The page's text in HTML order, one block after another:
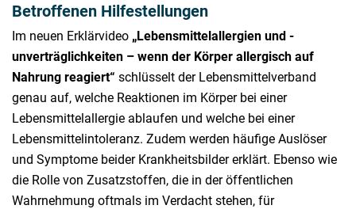
Betroffenen Hilfestellungen
Im neuen Erklärvideo „Lebensmittelallergien und -
unverträglichkeiten – wenn der Körper allergisch auf
Nahrung reagiert“ schlüsselt der Lebensmittelverband
genau auf, welche Reaktionen im Körper bei einer
Lebensmittelallergie ablaufen und welche bei einer
Lebensmittelintoleranz. Zudem werden häufige Auslöser
und Symptome beider Krankheitsbilder erklärt. Ebenso wie
die Rolle von Zusatzstoffen, die in der öffentlichen
Wahrnehmung oftmals im Verdacht stehen, für